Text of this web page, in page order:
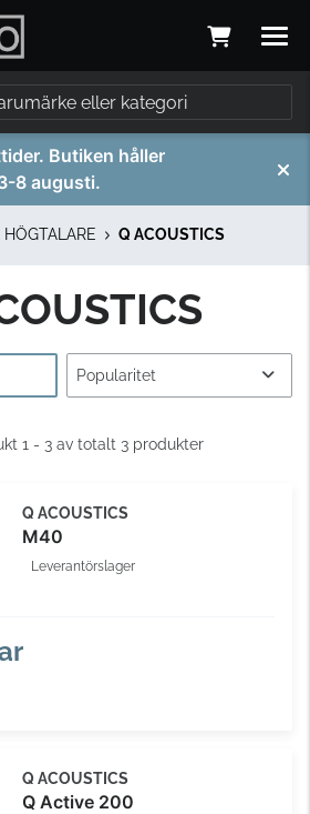
Butiken håller
8 augusti.
Q ACOUSTICS
1 - 3 av totalt 3 produkter
Q ACOUSTICS
M40
Leverantörslager
Q ACOUSTICS
Q Active 200